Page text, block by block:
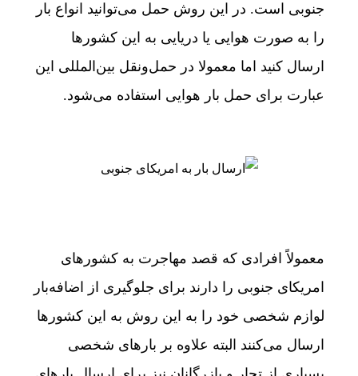
جنوبی است. در این روش حمل می‌توانید انواع بار
را به صورت هوایی یا دریایی به این کشورها
ارسال کنید اما معمولا در حمل‌ونقل بین‌المللی این
عبارت برای حمل بار هوایی استفاده می‌شود.
معمولاً افرادی که قصد مهاجرت به کشورهای
امریکای جنوبی را دارند برای جلوگیری از اضافه‌بار
لوازم شخصی خود را به این روش به این کشورها
ارسال می‌کنند البته علاوه بر بارهای شخصی